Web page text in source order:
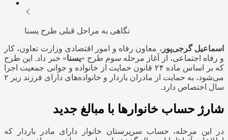
نگاهی به مراحل قبلی طرح یسنا
اسماعیل گرجی‌پور ، معاون رفاه و امور اقتصادی وزارت تعاون، کار
و رفاه اجتماعی، از آغاز مرحله سوم طرح «یسنا» خبر داد. این طرح
که بر اساس ماده ۲۴ قانون حمایت از خانواده و جوانی جمعیت اجرا
می‌شود، به حمایت از مادران باردار و خانواده‌های دارای فرزند زیر ۲
سال اختصاص دارد.
شارژ حساب خانوارها با مبالغ جدید
در این مرحله، حساب سرپرستان خانوار دارای مادر باردار که